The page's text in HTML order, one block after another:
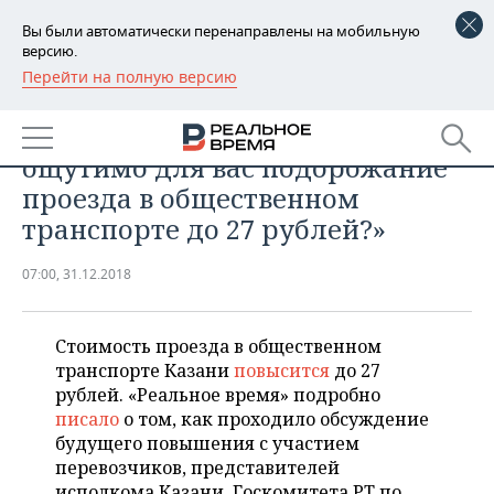
Вы были автоматически перенаправлены на мобильную
версию.
Перейти на полную версию
РЕГИОНЫ
БАШКОРТОСТАН
ТАТАРСТАН
УДМУРТИЯ
НОВОСТИ
АНАЛИТИКА
НОВОСТИ АНАЛИТИКИ
ДЕКЛАРАЦИИ О ДОХОДАХ
ВУЗЫ ТАТАРСТАНА
КОМУ ПРИНАДЛЕЖАТ
ТОРГОВЫЕ ЦЕНТРЫ
ТАТАРСТАНА
ЭКОНОМИКА
НОВОСТИ ЭКОНОМИКИ
БАНКИ
БЮДЖЕТ
ИНВЕСТИЦИИ
ПРОМЫШЛЕННОСТЬ
ПРОМЫШЛЕННОСТИ
АГРОПРОМ
МАШИНОСТРОЕНИЕ
НОВОСТИ НЕДВИЖИМОСТИ
АВТО
НОВОСТИ АВТО
БИЗНЕС
НОВОСТИ БИЗНЕСА
ТЕХНОЛОГИИ
Видеоопрос: «Насколько
ощутимо для вас подорожание
проезда в общественном
транспорте до 27 рублей?»
07:00, 31.12.2018
Стоимость проезда в общественном
транспорте Казаниповысится до 27
рублей. «Реальное время» подробно
писало о том, как проходило обсуждение
будущего повышения с участием
перевозчиков, представителей